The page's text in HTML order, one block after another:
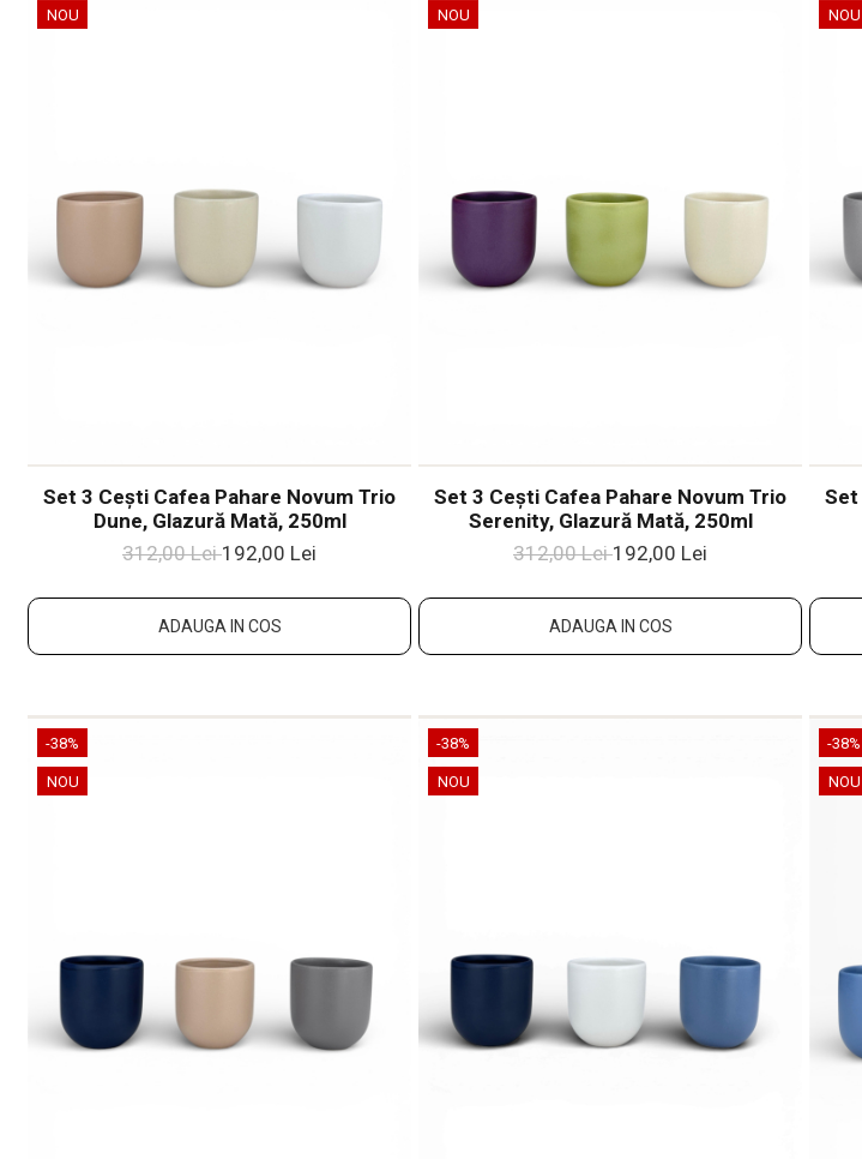
NOU
Set 3 Cești Cafea Pahare Novum Trio
Dune, Glazură Mată, 250ml
312,00 Lei192,00 Lei
ADAUGA IN COS
NOU
Set 3 Cești Cafea Pahare Novum Trio
Serenity, Glazură Mată, 250ml
312,00 Lei192,00 Lei
ADAUGA IN COS
NOU
Set
-38%
NOU
-38%
NOU
-38%
NOU